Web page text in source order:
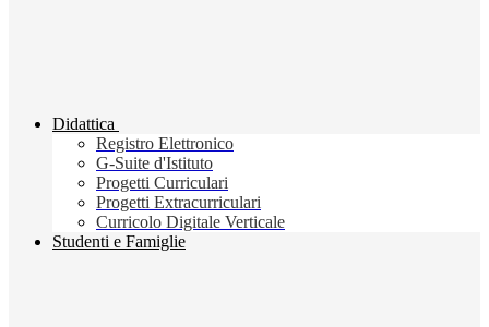
Didattica
Registro Elettronico
G-Suite d'Istituto
Progetti Curriculari
Progetti Extracurriculari
Curricolo Digitale Verticale
Studenti e Famiglie